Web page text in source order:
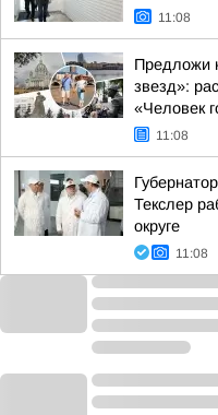
11:08
Предложи
звезд»:
«Человек
11:08
Текслер
округе
11:08